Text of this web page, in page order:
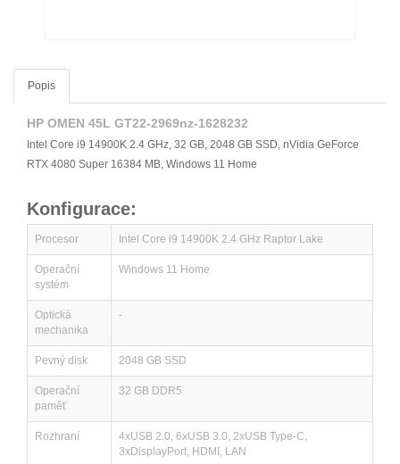
Popis
HP OMEN 45L GT22-2969nz-1628232
Intel Core i9 14900K 2.4 GHz, 32 GB, 2048 GB SSD, nVidia GeForce
RTX 4080 Super 16384 MB, Windows 11 Home
Konfigurace:
Procesor Intel Core i9 14900K 2.4 GHz Raptor Lake
Operační
systém
Windows 11 Home
Optická
mechanika
-
Pevný disk 2048 GB SSD
Operační
paměť
32 GB DDR5
Rozhraní
4xUSB 2.0, 6xUSB 3.0, 2xUSB Type-C,
3xDisplayPort, HDMI, LAN